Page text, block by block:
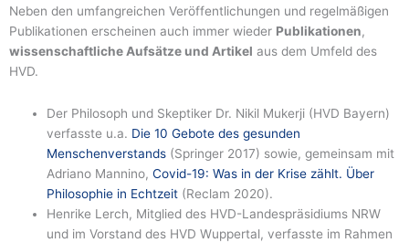
Neben den umfangreichen Veröffentlichungen und regelmäßigen
Publikationen erscheinen auch immer wieder Publikationen,
wissenschaftliche Aufsätze und Artikel aus dem Umfeld des
HVD.
Der Philosoph und Skeptiker Dr. Nikil Mukerji (HVD Bayern)
verfasste u.a. Die 10 Gebote des gesunden
Menschenverstands (Springer 2017) sowie, gemeinsam mit
Adriano Mannino,Covid-19: Was in der Krise zählt. Über
Philosophie in Echtzeit (Reclam 2020).
Henrike Lerch, Mitglied des HVD-Landespräsidiums NRW
und im Vorstand des HVD Wuppertal, verfasste im Rahmen